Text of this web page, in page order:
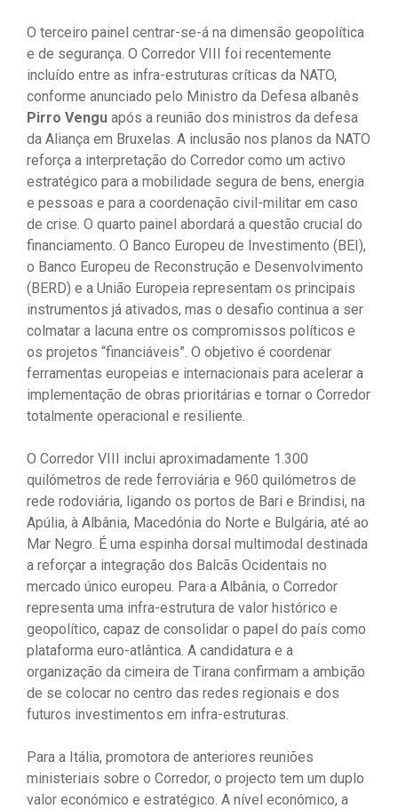
O terceiro painel centrar-se-á na dimensão geopolítica
e de segurança. O Corredor VIII foi recentemente
incluído entre as infra-estruturas críticas da NATO,
conforme anunciado pelo Ministro da Defesa albanês
Pirro Vengu após a reunião dos ministros da defesa
da Aliança em Bruxelas. A inclusão nos planos da NATO
reforça a interpretação do Corredor como um activo
estratégico para a mobilidade segura de bens, energia
e pessoas e para a coordenação civil-militar em caso
de crise. O quarto painel abordará a questão crucial do
financiamento. O Banco Europeu de Investimento (BEI),
o Banco Europeu de Reconstrução e Desenvolvimento
(BERD) e a União Europeia representam os principais
instrumentos já ativados, mas o desafio continua a ser
colmatar a lacuna entre os compromissos políticos e
os projetos “financiáveis”. O objetivo é coordenar
ferramentas europeias e internacionais para acelerar a
implementação de obras prioritárias e tornar o Corredor
totalmente operacional e resiliente.
O Corredor VIII inclui aproximadamente 1.300
quilómetros de rede ferroviária e 960 quilómetros de
rede rodoviária, ligando os portos de Bari e Brindisi, na
Apúlia, à Albânia, Macedónia do Norte e Bulgária, até ao
Mar Negro. É uma espinha dorsal multimodal destinada
a reforçar a integração dos Balcãs Ocidentais no
mercado único europeu. Para a Albânia, o Corredor
representa uma infra-estrutura de valor histórico e
geopolítico, capaz de consolidar o papel do país como
plataforma euro-atlântica. A candidatura e a
organização da cimeira de Tirana confirmam a ambição
de se colocar no centro das redes regionais e dos
futuros investimentos em infra-estruturas.
Para a Itália, promotora de anteriores reuniões
ministeriais sobre o Corredor, o projecto tem um duplo
valor económico e estratégico. A nível económico, a